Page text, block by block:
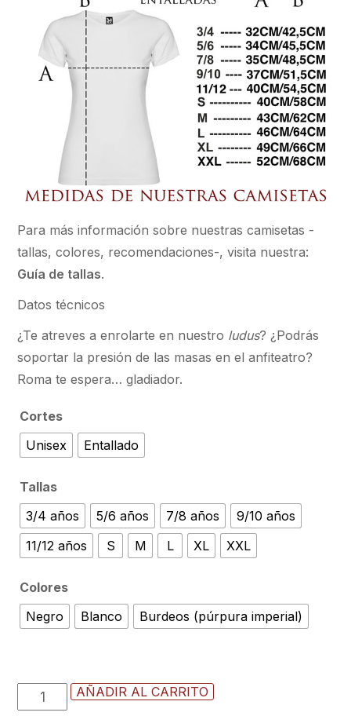
Para más información sobre nuestras camisetas -
tallas, colores, recomendaciones-, visita nuestra:
Guía de tallas.
Datos técnicos
¿Te atreves a enrolarte en nuestro ludus? ¿Podrás
soportar la presión de las masas en el anfiteatro?
Roma te espera… gladiador.
Cortes
Unisex
Entallado
Tallas
3/4 años
5/6 años 7/8 años
9/10 años
11/12 años
S M L XL XXL
Colores
Negro
Blanco Burdeos (púrpura imperial)
Camiseta
Retiarius
AÑADIR AL CARRITO